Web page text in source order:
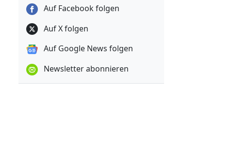
Auf Facebook folgen
Auf X folgen
Auf Google News folgen
Newsletter abonnieren